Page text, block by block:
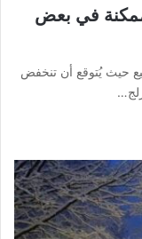
ممكنة في بعض
حيث يُتوقع أن تنخفض